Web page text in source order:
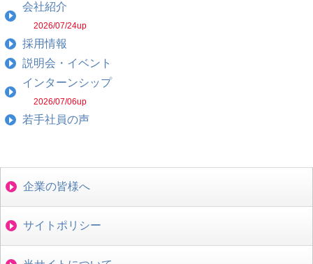
会社紹介
2026/07/24up
採用情報
説明会・イベント
インターンシップ
2026/07/06up
若手社員の声
企業の皆様へ
サイトポリシー